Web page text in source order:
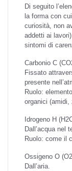
Di seguito
la forma con
curiosità, non
addetti ai
sintomi di
Carbonio C
Fissato
presente
Ruolo:
organici
Idrogeno H
Dall’acqua nel
Ruolo: come il
Ossigeno O
Dall’aria.